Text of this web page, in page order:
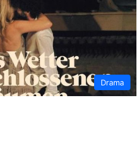
Drama